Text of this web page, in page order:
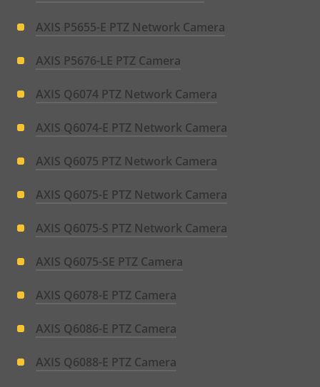
AXIS P5655-E PTZ Network Camera
AXIS P5676-LE PTZ Camera
AXIS Q6074 PTZ Network Camera
AXIS Q6074-E PTZ Network Camera
AXIS Q6075 PTZ Network Camera
AXIS Q6075-E PTZ Network Camera
AXIS Q6075-S PTZ Network Camera
AXIS Q6075-SE PTZ Camera
AXIS Q6078-E PTZ Camera
AXIS Q6086-E PTZ Camera
AXIS Q6088-E PTZ Camera